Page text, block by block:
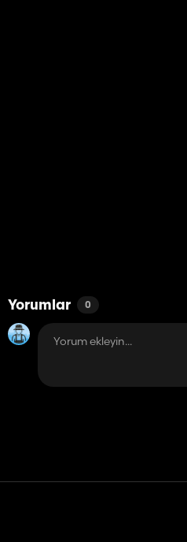
Yorumlar 0